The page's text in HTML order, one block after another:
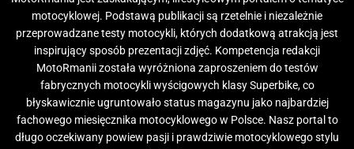
motocyklowej. Podstawą publikacji są rzetelnie i niezależnie
przeprowadzane testy motocykli, których dodatkową atrakcją jest
inspirujący sposób prezentacji zdjęć. Kompetencja redakcji
MotoRmanii została wyróżniona zaproszeniem do testów
fabrycznych motocykli wyścigowych klasy Superbike, co
błyskawicznie ugruntowało status magazynu jako najbardziej
fachowego miesięcznika motocyklowego w Polsce. Nasz portal to
długo oczekiwany powiew pasji i prawdziwie motocyklowego stylu